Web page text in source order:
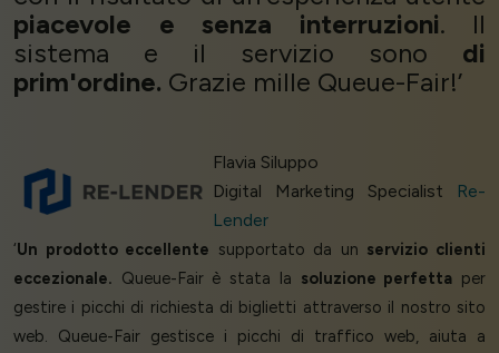
piacevole e senza interruzioni. Il
sistema e il servizio sono di
prim'ordine. Grazie mille Queue-Fair!’
Flavia Siluppo
Digital Marketing Specialist
Re-
Lender
‘Un prodotto eccellente supportato da un servizio clienti
eccezionale. Queue-Fair è stata la soluzione perfetta per
gestire i picchi di richiesta di biglietti attraverso il nostro sito
web. Queue-Fair gestisce i picchi di traffico web, aiuta a